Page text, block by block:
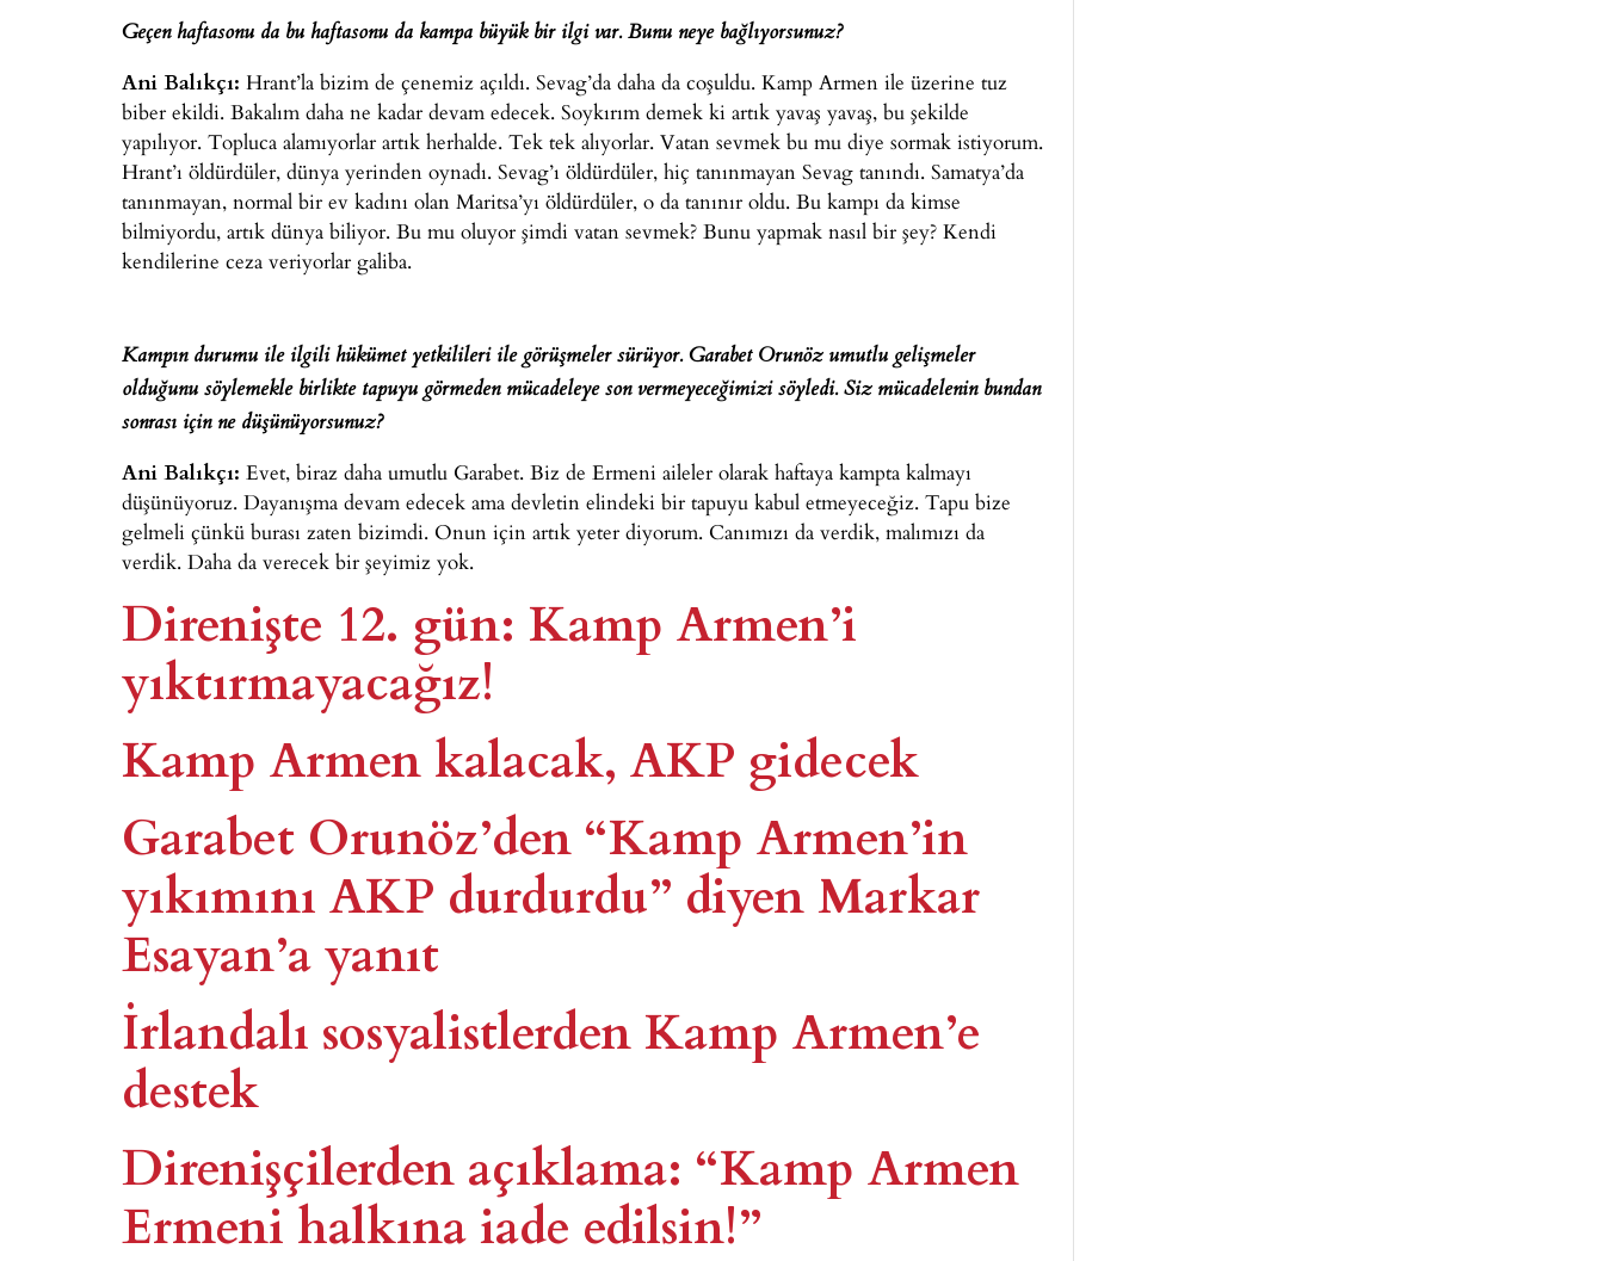
Geçen haftasonu da bu haftasonu da kampa büyük bir ilgi var. Bunu neye bağlıyorsunuz?
Ani Balıkçı: Hrant’la bizim de çenemiz açıldı. Sevag’da daha da coşuldu. Kamp Armen ile üzerine tuz
biber ekildi. Bakalım daha ne kadar devam edecek. Soykırım demek ki artık yavaş yavaş, bu şekilde
yapılıyor. Topluca alamıyorlar artık herhalde. Tek tek alıyorlar. Vatan sevmek bu mu diye sormak istiyorum.
Hrant’ı öldürdüler, dünya yerinden oynadı. Sevag’ı öldürdüler, hiç tanınmayan Sevag tanındı. Samatya’da
tanınmayan, normal bir ev kadını olan Maritsa’yı öldürdüler, o da tanınır oldu. Bu kampı da kimse
bilmiyordu, artık dünya biliyor. Bu mu oluyor şimdi vatan sevmek? Bunu yapmak nasıl bir şey? Kendi
kendilerine ceza veriyorlar galiba.
Kampın durumu ile ilgili hükümet yetkilileri ile görüşmeler sürüyor. Garabet Orunöz umutlu gelişmeler
olduğunu söylemekle birlikte tapuyu görmeden mücadeleye son vermeyeceğimizi söyledi. Siz mücadelenin bundan
sonrası için ne düşünüyorsunuz?
Ani Balıkçı: Evet, biraz daha umutlu Garabet. Biz de Ermeni aileler olarak haftaya kampta kalmayı
düşünüyoruz. Dayanışma devam edecek ama devletin elindeki bir tapuyu kabul etmeyeceğiz. Tapu bize
gelmeli çünkü burası zaten bizimdi. Onun için artık yeter diyorum. Canımızı da verdik, malımızı da
verdik. Daha da verecek bir şeyimiz yok.
Direnişte 12. gün: Kamp Armen’i
yıktırmayacağız!
Kamp Armen kalacak, AKP gidecek
Garabet Orunöz’den “Kamp Armen’in
yıkımını AKP durdurdu” diyen Markar
Esayan’a yanıt
İrlandalı sosyalistlerden Kamp Armen’e
destek
Direnişçilerden açıklama: “Kamp Armen
Ermeni halkına iade edilsin!”